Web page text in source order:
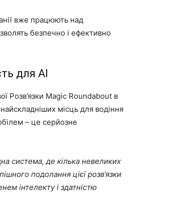
вже працюють над
безпечно і ефективно
для AI
Розв’язки Magic Roundabout в
місць для водіння
– це серйозне
система, де кілька невеликих
подолання цієї розв’язки
інтелекту і здатністю